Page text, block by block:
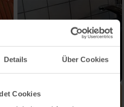
Details Über Cookies
Cookies